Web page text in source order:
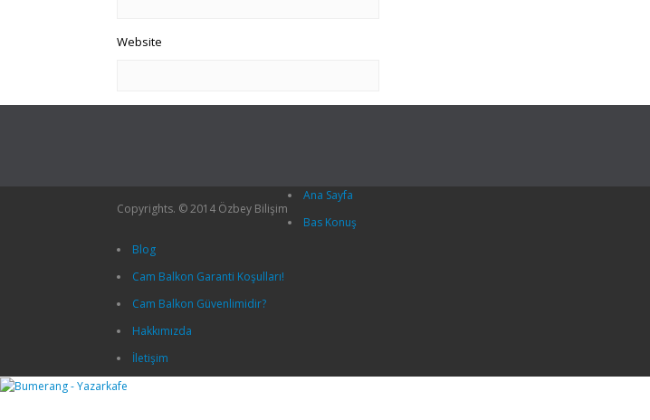
Website
Copyrights. © 2014 Özbey Bilişim
Ana Sayfa
Bas Konuş
Blog
Cam Balkon Garanti Koşulları!
Cam Balkon Güvenlimidir?
Hakkımızda
İletişim